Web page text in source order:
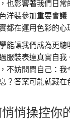
也影響著我們日常
洋裝參加重要會議
都在運用色彩的心
能讓我們成為更聰
服裝表達真實自我
不妨問問自己：我
？答案可能就藏在
悄操控你